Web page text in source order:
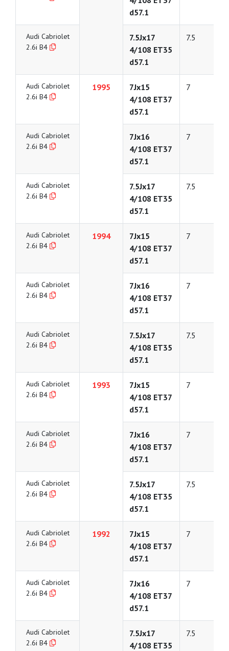
d57.1
Audi Cabriolet
2.6i B4
7.5Jx17
4/108 ET35
d57.1
7.5
Audi Cabriolet
2.6i B4
1995
7Jx15
4/108 ET37
d57.1
7
Audi Cabriolet
2.6i B4
7Jx16
4/108 ET37
d57.1
7
Audi Cabriolet
2.6i B4
7.5Jx17
4/108 ET35
d57.1
7.5
Audi Cabriolet
2.6i B4
1994
7Jx15
4/108 ET37
d57.1
7
Audi Cabriolet
2.6i B4
7Jx16
4/108 ET37
d57.1
7
Audi Cabriolet
2.6i B4
7.5Jx17
4/108 ET35
d57.1
7.5
Audi Cabriolet
2.6i B4
1993
7Jx15
4/108 ET37
d57.1
7
Audi Cabriolet
2.6i B4
7Jx16
4/108 ET37
d57.1
7
Audi Cabriolet
2.6i B4
7.5Jx17
4/108 ET35
d57.1
7.5
Audi Cabriolet
2.6i B4
1992
7Jx15
4/108 ET37
d57.1
7
Audi Cabriolet
2.6i B4
7Jx16
4/108 ET37
d57.1
7
Audi Cabriolet
2.6i B4
7.5Jx17
4/108 ET35
7.5